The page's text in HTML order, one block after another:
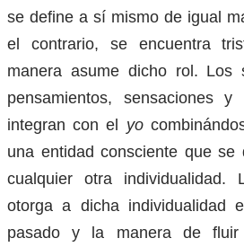
se define a sí mismo de igual
el contrario, se encuentra
manera asume dicho rol. Los
pensamientos, sensaciones y
integran con el yo
una entidad consciente que se
cualquier otra individualidad.
otorga a dicha individualidad
pasado y la manera de fluir